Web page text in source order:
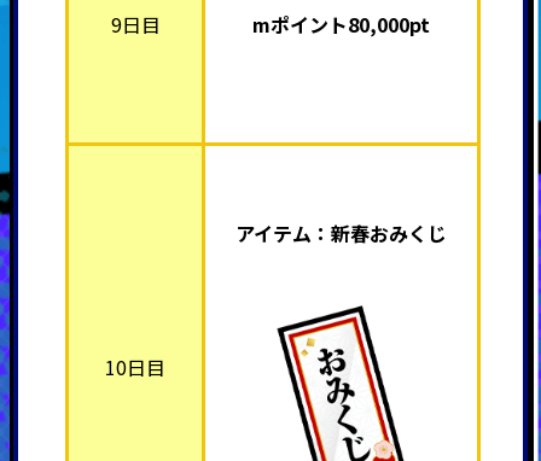
9日目 mポイント80,000pt
10日目
アイテム：新春おみくじ